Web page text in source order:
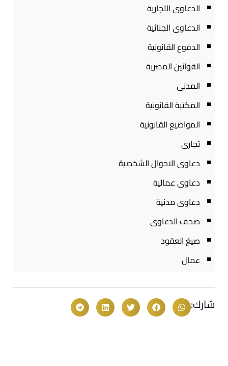
الدعاوى التجارية
الدعاوى الجنائية
الدفوع القانونية
القوانين المصرية
المدنى
المكتبة القانونية
المواضيع القانونية
تجارى
دعاوى الاحوال الشخصية
دعاوى عمالية
دعاوى مدنية
صحف الدعاوى
صيغ العقود
عمال
شارك: